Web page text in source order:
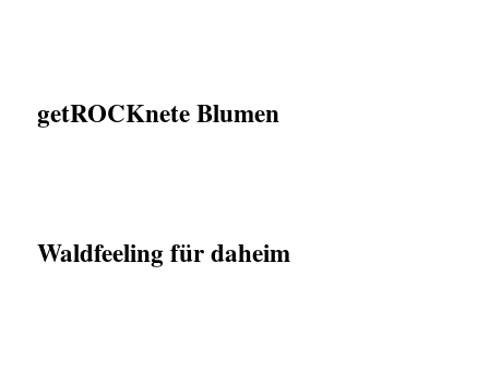
getROCKnete Blumen
Waldfeeling für daheim